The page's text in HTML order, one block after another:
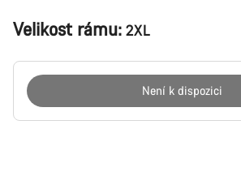
Velikost rámu: 2XL
Není k dispozici